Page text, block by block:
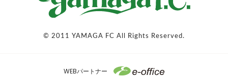
© 2011 YAMAGA FC All Rights Reserved.
WEBパートナー